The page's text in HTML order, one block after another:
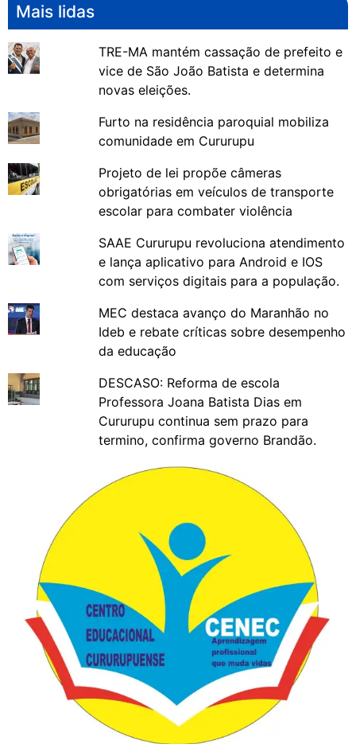
Mais lidas
TRE-MA mantém cassação de prefeito e
vice de São João Batista e determina
novas eleições.
Furto na residência paroquial mobiliza
comunidade em Cururupu
Projeto de lei propõe câmeras
obrigatórias em veículos de transporte
escolar para combater violência
SAAE Cururupu revoluciona atendimento
e lança aplicativo para Android e IOS
com serviços digitais para a população.
MEC destaca avanço do Maranhão no
Ideb e rebate críticas sobre desempenho
da educação
DESCASO: Reforma de escola
Professora Joana Batista Dias em
Cururupu continua sem prazo para
termino, confirma governo Brandão.